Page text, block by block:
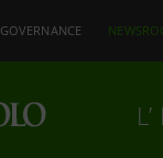
GOVERNANCE